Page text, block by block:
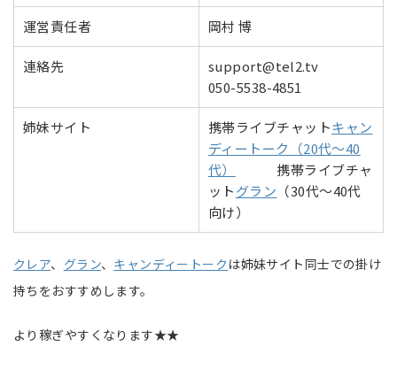
運営責任者 岡村 博
連絡先
support@tel2.tv
050-5538-4851
姉妹サイト 携帯ライブチャットキャン
ディートーク（20代～40
代）
携帯ライブチャ
ットグラン （30代～40代
向け）
クレア、 グラン、 キャンディートーク は姉妹サイト同士での掛け
持ちをおすすめします。
より稼ぎやすくなります★★